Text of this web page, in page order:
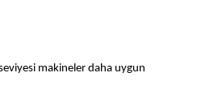
makineler daha uygun